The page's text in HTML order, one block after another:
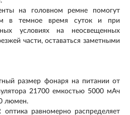
на головном ремне помогут
в темное время суток и при
условиях на неосвещенных
части, оставаться заметными
размер фонаря на питании от
21700 емкостью 5000 мАч
люмен.
оптика равномерно распределяет